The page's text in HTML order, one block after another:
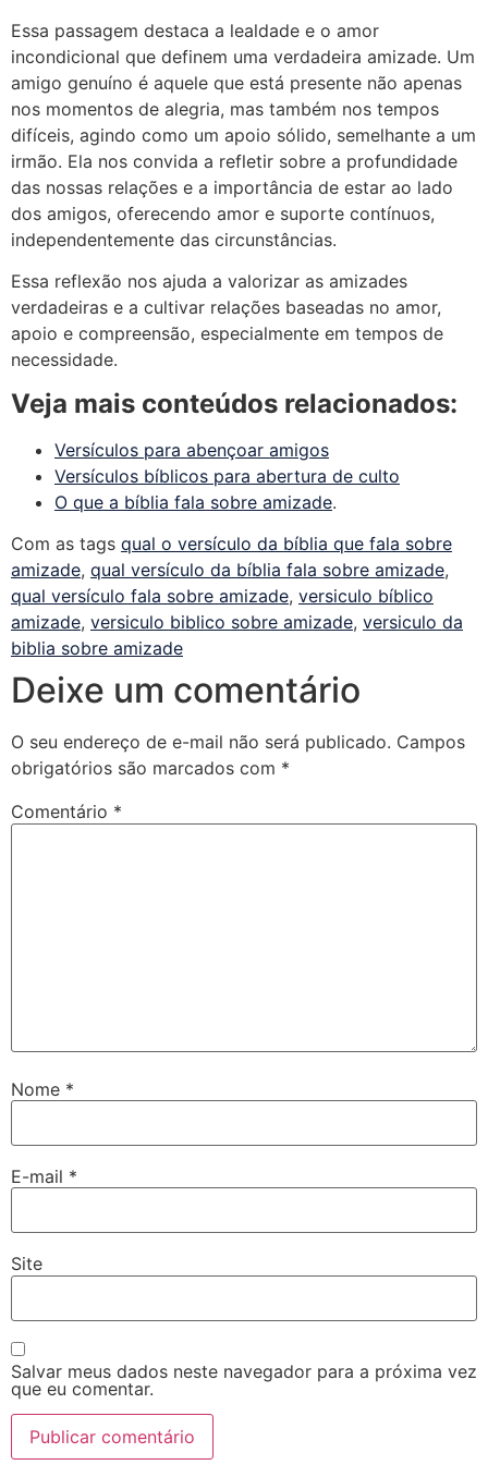
Essa passagem destaca a lealdade e o amor
incondicional que definem uma verdadeira amizade. Um
amigo genuíno é aquele que está presente não apenas
nos momentos de alegria, mas também nos tempos
difíceis, agindo como um apoio sólido, semelhante a um
irmão. Ela nos convida a refletir sobre a profundidade
das nossas relações e a importância de estar ao lado
dos amigos, oferecendo amor e suporte contínuos,
independentemente das circunstâncias.
Essa reflexão nos ajuda a valorizar as amizades
verdadeiras e a cultivar relações baseadas no amor,
apoio e compreensão, especialmente em tempos de
necessidade.
Veja mais conteúdos relacionados:
Versículos para abençoar amigos
Versículos bíblicos para abertura de culto
O que a bíblia fala sobre amizade.
Com as tags qual o versículo da bíblia que fala sobre
amizade, qual versículo da bíblia fala sobre amizade,
qual versículo fala sobre amizade, versiculo bíblico
amizade, versiculo biblico sobre amizade, versiculo da
biblia sobre amizade
Deixe um comentário
O seu endereço de e-mail não será publicado. Campos
obrigatórios são marcados com *
Comentário *
Nome *
E-mail *
Site
Salvar meus dados neste navegador para a próxima vez
que eu comentar.